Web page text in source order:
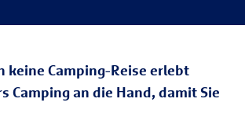
keine Camping-Reise erlebt
Camping an die Hand, damit Sie